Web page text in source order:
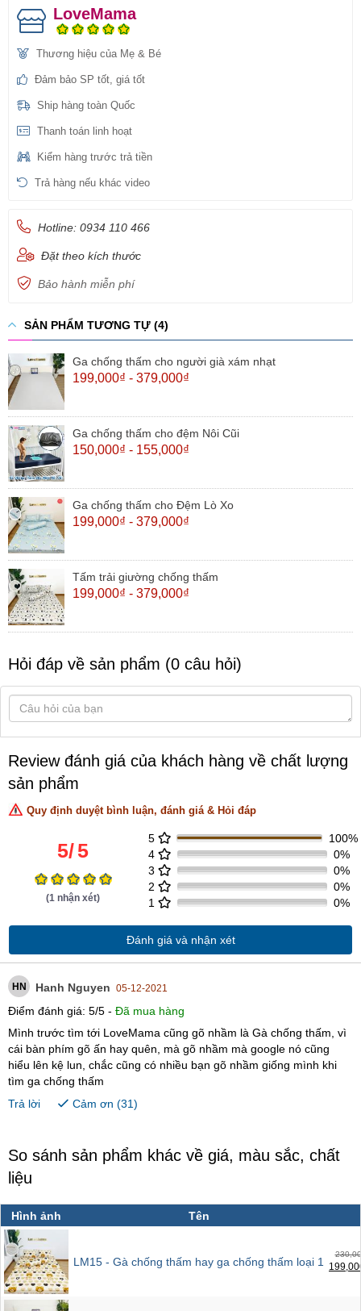
LoveMama
Thương hiệu của Mẹ & Bé
Đảm bảo SP tốt, giá tốt
Ship hàng toàn Quốc
Thanh toán linh hoạt
Kiểm hàng trước trả tiền
Trả hàng nếu khác video
Hotline: 0934 110 466
Đặt theo kích thước
Bảo hành miễn phí
SẢN PHẨM TƯƠNG TỰ (4)
Ga chống thấm cho người già xám nhạt
199,000₫ - 379,000₫
Ga chống thấm cho đệm Nôi Cũi
150,000₫ - 155,000₫
Ga chống thấm cho Đệm Lò Xo
199,000₫ - 379,000₫
Tấm trải giường chống thấm
199,000₫ - 379,000₫
Hỏi đáp về sản phẩm (0 câu hỏi)
Review đánh giá của khách hàng về chất lượng
sản phẩm
Quy định duyệt bình luận, đánh giá & Hỏi đáp
5/5
(1 nhận xét)
5
100%
4
0%
3
0%
2
0%
1
0%
Đánh giá và nhận xét
HN Hanh Nguyen 05-12-2021
Điểm đánh giá: 5/5 - Đã mua hàng
Mình trước tìm tới LoveMama cũng gõ nhầm là Gà chống thấm, vì
cái bàn phím gõ ấn hay quên, mà gõ nhầm mà google nó cũng
hiểu lên kệ lun, chắc cũng có nhiều bạn gõ nhầm giống mình khi
tìm ga chống thấm
Trả lời
Cảm ơn (31)
So sánh sản phẩm khác về giá, màu sắc, chất
liệu
Hình ảnh Tên
LM15 - Gà chống thấm hay ga chống thấm loại 1